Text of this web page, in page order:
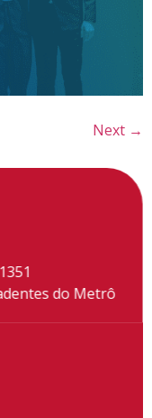
Next →
do Metrô